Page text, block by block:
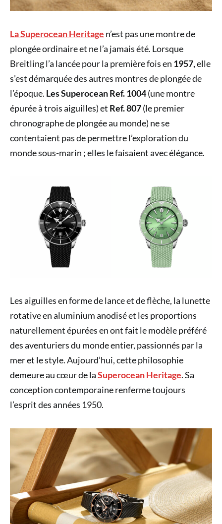
La Superocean Heritage n’est pas une montre de
plongée ordinaire et ne l’a jamais été. Lorsque
Breitling l’a lancée pour la première fois en 1957,elle
s’est démarquée des autres montres de plongée de
l’époque. Les Superocean Ref. 1004(une montre
épurée à trois aiguilles) et Ref. 807(le premier
chronographe de plongée au monde) ne se
contentaient pas de permettre l’exploration du
monde sous-marin ; elles le faisaient avec élégance.
Les aiguilles en forme de lance et de flèche, la lunette
rotative en aluminium anodisé et les proportions
naturellement épurées en ont fait le modèle préféré
des aventuriers du monde entier, passionnés par la
mer et le style. Aujourd’hui, cette philosophie
demeure au cœur de laSuperocean Heritage. Sa
conception contemporaine renferme toujours
l’esprit des années 1950.